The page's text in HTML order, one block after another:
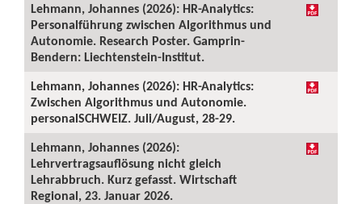
Lehmann, Johannes (2026): HR-Analytics:
Personalführung zwischen Algorithmus und
Autonomie. Research Poster. Gamprin-
Bendern: Liechtenstein-Institut.
Lehmann, Johannes (2026): HR-Analytics:
Zwischen Algorithmus und Autonomie.
personalSCHWEIZ. Juli/August, 28-29.
Lehmann, Johannes (2026):
Lehrvertragsauflösung nicht gleich
Lehrabbruch. Kurz gefasst. Wirtschaft
Regional, 23. Januar 2026.